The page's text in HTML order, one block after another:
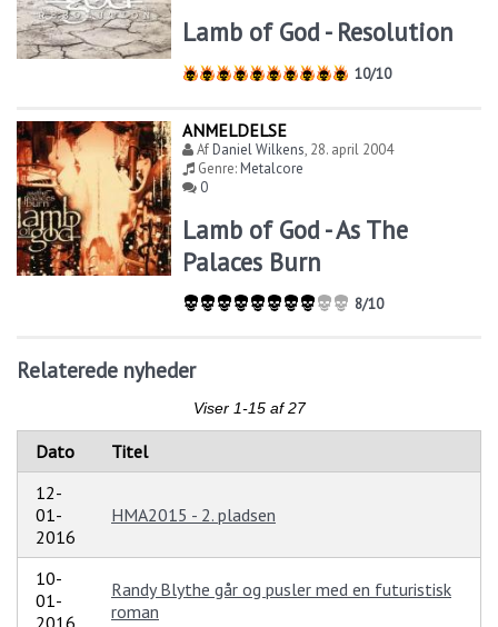
Lamb of God - Resolution
10/10
ANMELDELSE
AfDaniel Wilkens, 28. april 2004
Genre:Metalcore
0
Lamb of God - As The
Palaces Burn
8/10
Relaterede nyheder
Viser 1-15 af 27
Dato
Titel
12-
01-
2016
HMA2015 - 2. pladsen
10-
01-
Randy Blythe går og pusler med en futuristisk
roman